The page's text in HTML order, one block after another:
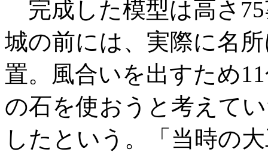
完成した模型は高さ75
城の前には、実際に名
置。風合いを出すため
の石を使おうと考えて
したという。「当時の